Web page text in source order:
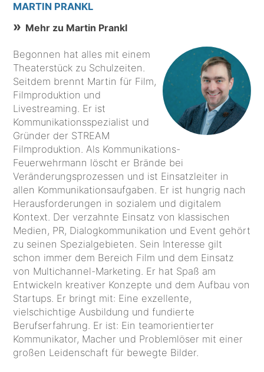
MARTIN PRANKL
Mehr zu Martin Prankl
Begonnen hat alles mit einem
Theaterstück zu Schulzeiten.
Seitdem brennt Martin für Film,
Filmproduktion und
Livestreaming. Er ist
Kommunikationsspezialist und
Gründer der STREAM
Filmproduktion. Als Kommunikations-
Feuerwehrmann löscht er Brände bei
Veränderungsprozessen und ist Einsatzleiter in
allen Kommunikationsaufgaben. Er ist hungrig nach
Herausforderungen in sozialem und digitalem
Kontext. Der verzahnte Einsatz von klassischen
Medien, PR, Dialogkommunikation und Event gehört
zu seinen Spezialgebieten. Sein Interesse gilt
schon immer dem Bereich Film und dem Einsatz
von Multichannel-Marketing. Er hat Spaß am
Entwickeln kreativer Konzepte und dem Aufbau von
Startups. Er bringt mit: Eine exzellente,
vielschichtige Ausbildung und fundierte
Berufserfahrung. Er ist: Ein teamorientierter
Kommunikator, Macher und Problemlöser mit einer
großen Leidenschaft für bewegte Bilder.